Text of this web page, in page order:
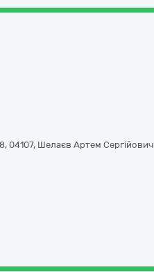
, 04107, Шелаєв Артем Сергійович